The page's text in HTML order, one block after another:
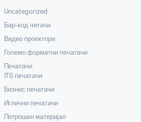
Uncategorized
Бар-код читачи
Видео проектори
Големо форматни печатачи
Печатачи
ITS печатачи
Бизнис печатачи
Иглични печатачи
Потрошен материјал